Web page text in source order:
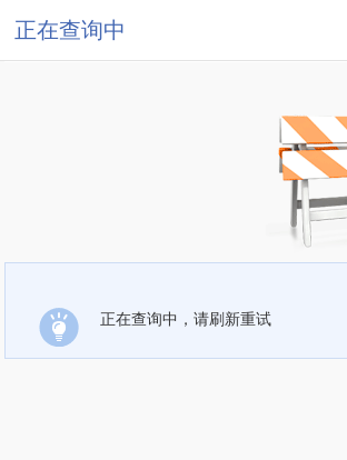
正在查询中
正在查询中，请刷新重试